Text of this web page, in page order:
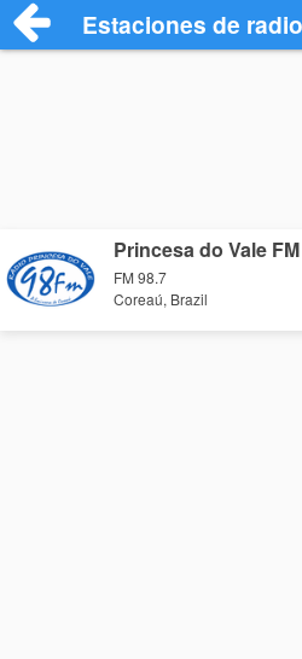
Estaciones de
Princesa do Vale FM
FM 98.7
Coreaú, Brazil